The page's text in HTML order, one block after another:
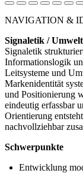
NAVIGATION &
Signaletik /
Signaletik
Informationslogik
Leitsysteme und
Markenidentität
und Positionierung
eindeutig erfassbar
Orientierung
nachvollziehbar
Schwerpunkte
Entwicklung